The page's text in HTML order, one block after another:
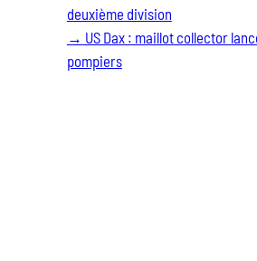
deuxième division
→ US Dax : maillot collector
pompiers